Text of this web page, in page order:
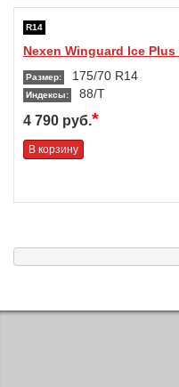
R14
Nexen Winguard Ice Plus
Размер: 175/70 R14
Индексы: 88/T
4 790 руб.*
В корзину